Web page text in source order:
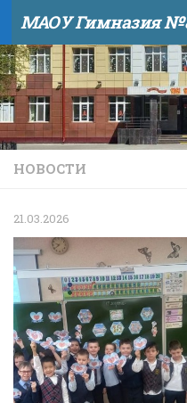
Skip to content
НОВОСТИ
21.03.2026